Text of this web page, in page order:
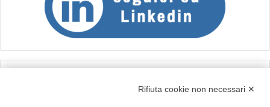
Rifiuta cookie non necessari ✕